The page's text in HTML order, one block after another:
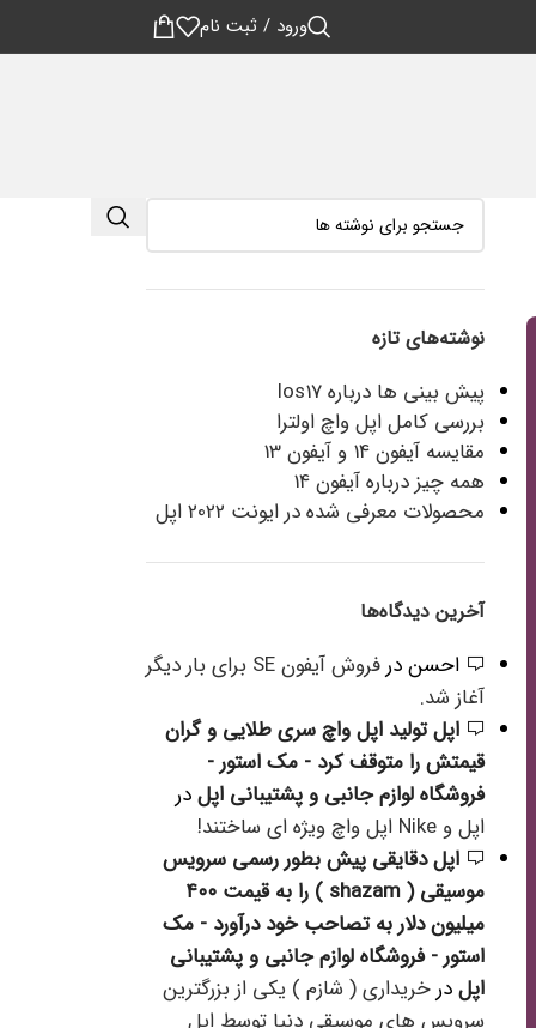
ورود / ثبت نام
نوشته‌های تازه
پیش بینی ها درباره Ios17
بررسی کامل اپل واچ اولترا
مقایسه آیفون 14 و آیفون 13
همه چیز درباره آیفون 14
محصولات معرفی شده در ایونت 2022 اپل
آخرین دیدگاه‌ها
احسندر
فروش آیفون SE برای بار دیگر
آغاز شد.
اپل تولید اپل واچ سری طلایی و گران
قیمتش را متوقف کرد - مک استور -
فروشگاه لوازم جانبی و پشتیبانی اپلدر
اپل و Nike اپل واچ ویژه ای ساختند!
اپل دقایقی پیش بطور رسمی سرویس
موسیقی ( shazam ) را به قیمت ۴۰۰
میلیون دلار به تصاحب خود درآورد - مک
استور - فروشگاه لوازم جانبی و پشتیبانی
اپلدرخریداری ( شازم ) یکی از بزرگترین
سرویس های موسیقی دنیا توسط اپل